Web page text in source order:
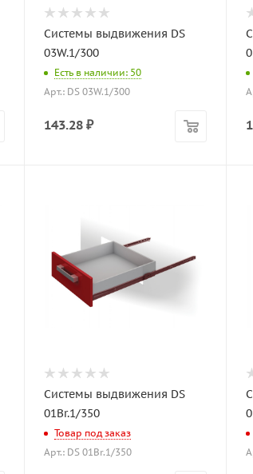
Системы выдвижения DS
03W.1/300
Есть в наличии: 50
Арт.: DS 03W.1/300
143.28 ₽
Системы выдвижения DS
01Br.1/350
Товар под заказ
Арт.: DS 01Br.1/350